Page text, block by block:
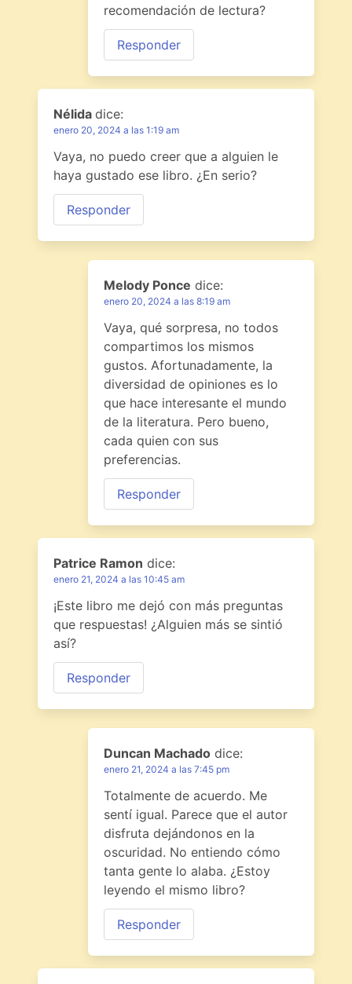
recomendación de lectura?
Responder
Nélida dice:
enero 20, 2024 a las 1:19 am
Vaya, no puedo creer que a alguien le
haya gustado ese libro. ¿En serio?
Responder
Melody Ponce dice:
enero 20, 2024 a las 8:19 am
Vaya, qué sorpresa, no todos
compartimos los mismos
gustos. Afortunadamente, la
diversidad de opiniones es lo
que hace interesante el mundo
de la literatura. Pero bueno,
cada quien con sus
preferencias.
Responder
Patrice Ramon dice:
enero 21, 2024 a las 10:45 am
¡Este libro me dejó con más preguntas
que respuestas! ¿Alguien más se sintió
así?
Responder
Duncan Machado dice:
enero 21, 2024 a las 7:45 pm
Totalmente de acuerdo. Me
sentí igual. Parece que el autor
disfruta dejándonos en la
oscuridad. No entiendo cómo
tanta gente lo alaba. ¿Estoy
leyendo el mismo libro?
Responder